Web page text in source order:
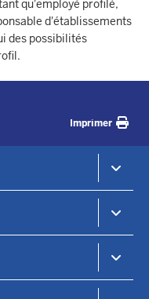
qu'employé profilé,
d'établissements
des possibilités
Imprimer